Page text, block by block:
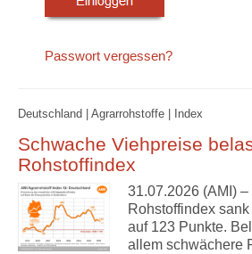
Passwort vergessen?
Deutschland | Agrarrohstoffe | Index
Schwache Viehpreise
Rohstoffindex
31.07.2026 (AMI) –
Rohstoffindex
auf 123 Punkte.
allem schwächere